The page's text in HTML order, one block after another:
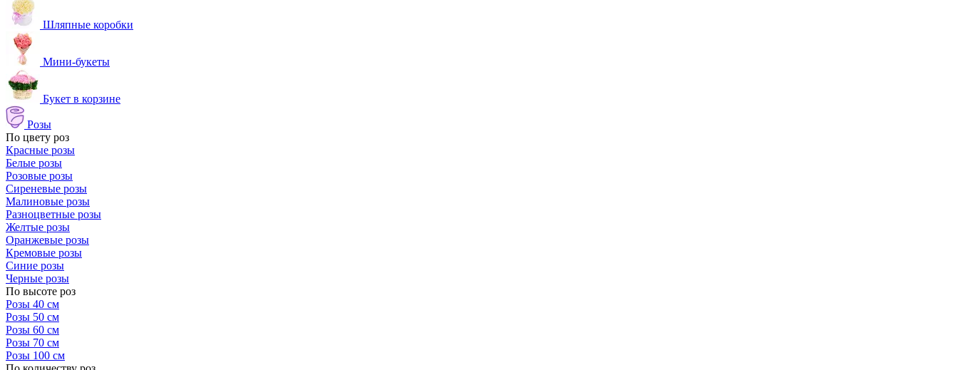
Шляпные коробки
Мини-букеты
Букет в корзине
Розы
По цвету роз
Красные розы
Белые розы
Розовые розы
Сиреневые розы
Малиновые розы
Разноцветные розы
Желтые розы
Оранжевые розы
Кремовые розы
Синие розы
Черные розы
По высоте роз
Розы 40 см
Розы 50 см
Розы 60 см
Розы 70 см
Розы 100 см